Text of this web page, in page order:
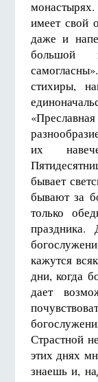
имеет свой
даже и
большой
стихиры,
их
бывает
бывают за
только
кажутся
дни, когда
дает
Страстной
этих днях
знаешь и,